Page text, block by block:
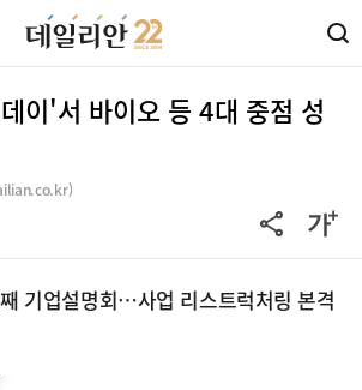
이'서 바이오 등 4대 중점 성
기업설명회…사업 리스트럭처링 본격